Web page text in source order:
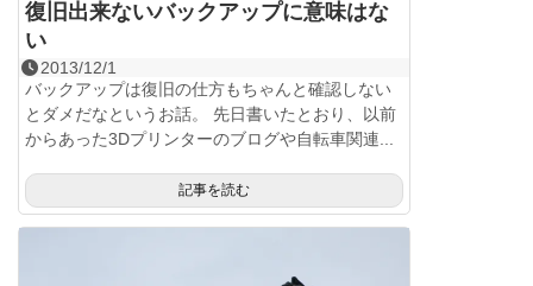
復旧出来ないバックアップに意味はな
い
2013/12/1
バックアップは復旧の仕方もちゃんと確認しない
とダメだなというお話。 先日書いたとおり、以前
からあった3Dプリンターのブログや自転車関連...
記事を読む